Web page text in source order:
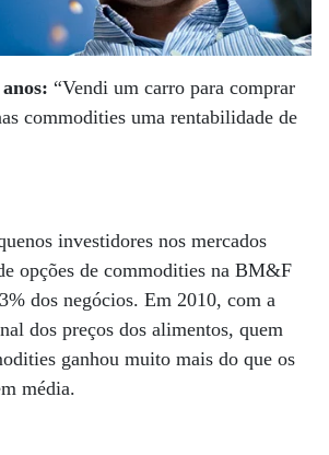
“Vendi um carro para comprar
commodities uma rentabilidade de
investidores nos mercados
opções de commodities na BM&F
dos negócios. Em 2010, com a
dos preços dos alimentos, quem
ganhou muito mais do que os
média.